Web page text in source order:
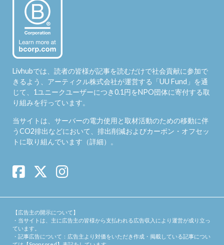
Livhubでは、読者の皆様が記事を読むだけで社会貢献に参加で
きるよう、アーティクル株式会社が運営する「UU Fund 」を通
じて、1ユニークユーザーにつき0.1円をNPO団体に寄付する取
り組みを行っています。
当サイトは、サーバーの電力使用と取材活動のための移動に伴
うCO2排出などにおいて、排出削減およびカーボン・オフセッ
トに取り組んでいます（詳細）。
【広告主の開示について】
・当サイトは、主に広告主の皆様から支払われる広告収入により運営が成り立っ
ています。
・記事広告について：広告主より対価をいただき作成・掲載している記事につい